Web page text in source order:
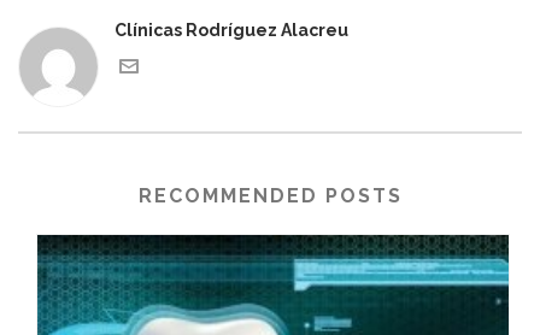
Clínicas Rodríguez Alacreu
RECOMMENDED POSTS